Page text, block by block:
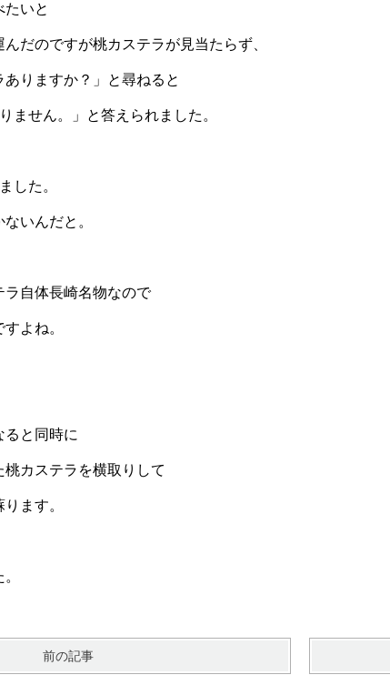
たいと
だのですが桃カステラが見当たらず、
ありますか？」と尋ねると
ません。」と答えられました。
した。
いんだと。
ラ自体長崎名物なので
よね。
ると同時に
カステラを横取りして
ます。
前の記事